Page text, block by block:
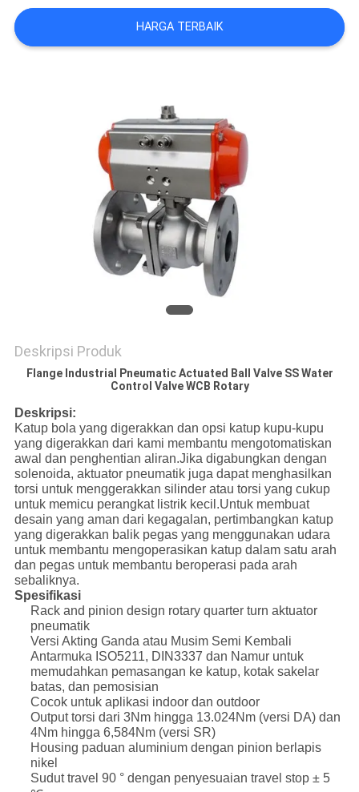
SUATU
KEBIJAKAN
HARGA TERBAIK
Deskripsi Produk
Flange Industrial Pneumatic Actuated Ball Valve SS Water
Control Valve WCB Rotary
Deskripsi:
Katup bola yang digerakkan dan opsi katup kupu-kupu
yang digerakkan dari kami membantu mengotomatiskan
awal dan penghentian aliran.Jika digabungkan dengan
solenoida, aktuator pneumatik juga dapat menghasilkan
torsi untuk menggerakkan silinder atau torsi yang cukup
untuk memicu perangkat listrik kecil.Untuk membuat
desain yang aman dari kegagalan, pertimbangkan katup
yang digerakkan balik pegas yang menggunakan udara
untuk membantu mengoperasikan katup dalam satu arah
dan pegas untuk membantu beroperasi pada arah
sebaliknya.
Spesifikasi
Rack and pinion design rotary quarter turn aktuator
pneumatik
Versi Akting Ganda atau Musim Semi Kembali
Antarmuka ISO5211, DIN3337 dan Namur untuk
memudahkan pemasangan ke katup, kotak sakelar
batas, dan pemosisian
Cocok untuk aplikasi indoor dan outdoor
Output torsi dari 3Nm hingga 13.024Nm (versi DA) dan
4Nm hingga 6,584Nm (versi SR)
Housing paduan aluminium dengan pinion berlapis
nikel
Sudut travel 90 ° dengan penyesuaian travel stop ± 5